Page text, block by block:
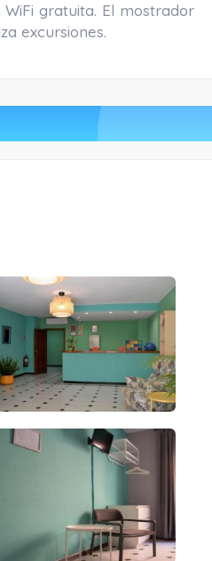
gratuita. El mostrador
excursiones.
botánico «El Majuelo»